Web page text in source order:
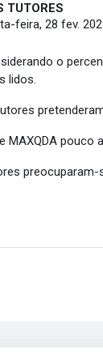
TUTORES
feira, 28 fev.
o
lidos.
MAXQDA